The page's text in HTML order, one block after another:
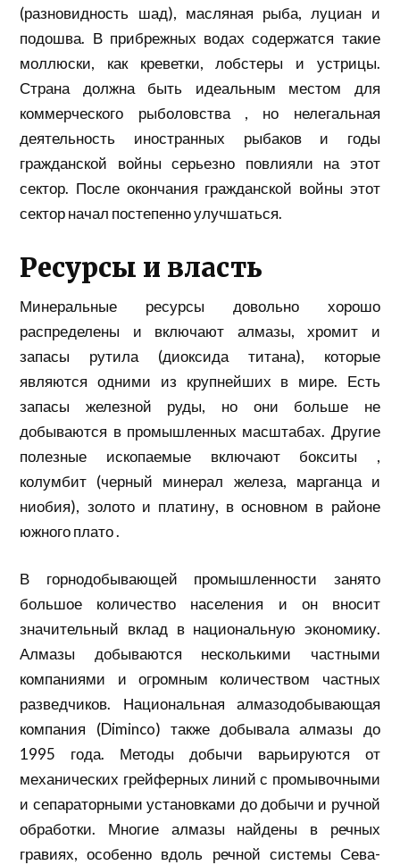
(разновидность шад), масляная рыба, луциан и
подошва. В прибрежных водах содержатся такие
моллюски, как креветки, лобстеры и устрицы.
Страна должна быть идеальным местом для
коммерческого рыболовства , но нелегальная
деятельность иностранных рыбаков и годы
гражданской войны серьезно повлияли на этот
сектор. После окончания гражданской войны этот
сектор начал постепенно улучшаться.
Ресурсы и власть
Минеральные ресурсы довольно хорошо
распределены и включают алмазы, хромит и
запасы рутила (диоксида титана), которые
являются одними из крупнейших в мире. Есть
запасы железной руды, но они больше не
добываются в промышленных масштабах. Другие
полезные ископаемые включают бокситы ,
колумбит (черный минерал железа, марганца и
ниобия), золото и платину, в основном в районе
южного плато .
В горнодобывающей промышленности занято
большое количество населения и он вносит
значительный вклад в национальную экономику.
Алмазы добываются несколькими частными
компаниями и огромным количеством частных
разведчиков. Национальная алмазодобывающая
компания (Diminco) также добывала алмазы до
1995 года. Методы добычи варьируются от
механических грейферных линий с промывочными
и сепараторными установками до добычи и ручной
обработки. Многие алмазы найдены в речных
гравиях, особенно вдоль речной системы Сева-